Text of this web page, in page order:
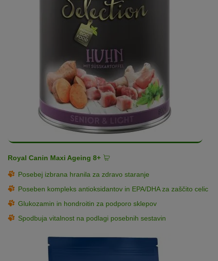
Royal Canin Maxi Ageing 8+
Posebej izbrana hranila za zdravo staranje
Poseben kompleks antioksidantov in EPA/DHA za zaščito celic
Glukozamin in hondroitin za podporo sklepov
Spodbuja vitalnost na podlagi posebnih sestavin